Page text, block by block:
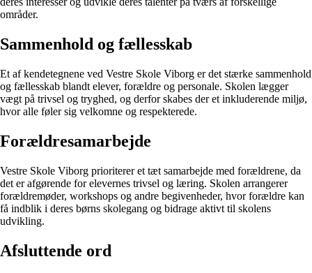
områder.
Sammenhold og fællesskab
Et af kendetegnene ved Vestre Skole Viborg er det stærke sammenhold
og fællesskab blandt elever, forældre og personale. Skolen lægger
vægt på trivsel og tryghed, og derfor skabes der et inkluderende miljø,
hvor alle føler sig velkomne og respekterede.
Forældresamarbejde
Vestre Skole Viborg prioriterer et tæt samarbejde med forældrene, da
det er afgørende for elevernes trivsel og læring. Skolen arrangerer
forældremøder, workshops og andre begivenheder, hvor forældre kan
få indblik i deres børns skolegang og bidrage aktivt til skolens
udvikling.
Afsluttende ord